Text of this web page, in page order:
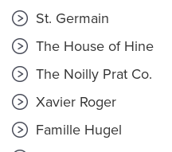
St. Germain
The House of Hine
The Noilly Prat Co.
Xavier Roger
Famille Hugel